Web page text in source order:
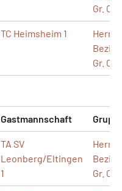
Gr. 026
TC Heimsheim 1
Herren
Gr. 015
Gastmannschaft
TA SV
Leonberg/Eltingen
1
Gr. 071